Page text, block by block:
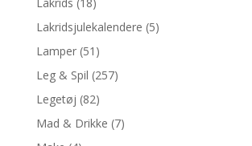
Lakridsjulekalendere (5)
Lamper (51)
Leg & Spil (257)
Legetøj (82)
Mad & Drikke (7)